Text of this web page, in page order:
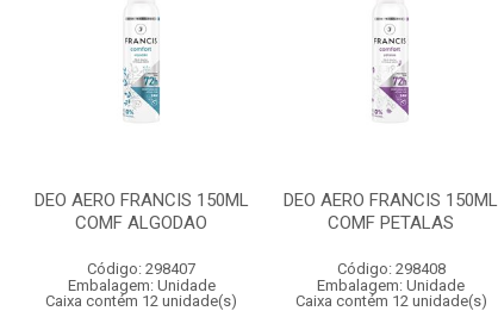
DEO AERO FRANCIS 150ML
COMF ALGODAO
Código: 298407
Embalagem: Unidade
Caixa contém 12 unidade(s)
DEO AERO FRANCIS 150ML
COMF PETALAS
Código: 298408
Embalagem: Unidade
Caixa contém 12 unidade(s)